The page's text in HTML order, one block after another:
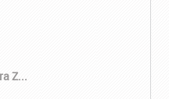
Z...